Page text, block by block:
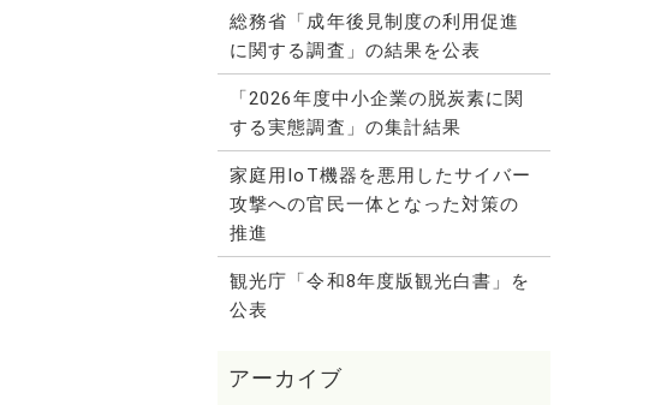
総務省「成年後見制度の利用促進
に関する調査」の結果を公表
「2026年度中小企業の脱炭素に関
する実態調査」の集計結果
家庭用IoT機器を悪用したサイバー
攻撃への官民一体となった対策の
推進
観光庁「令和8年度版観光白書」を
公表